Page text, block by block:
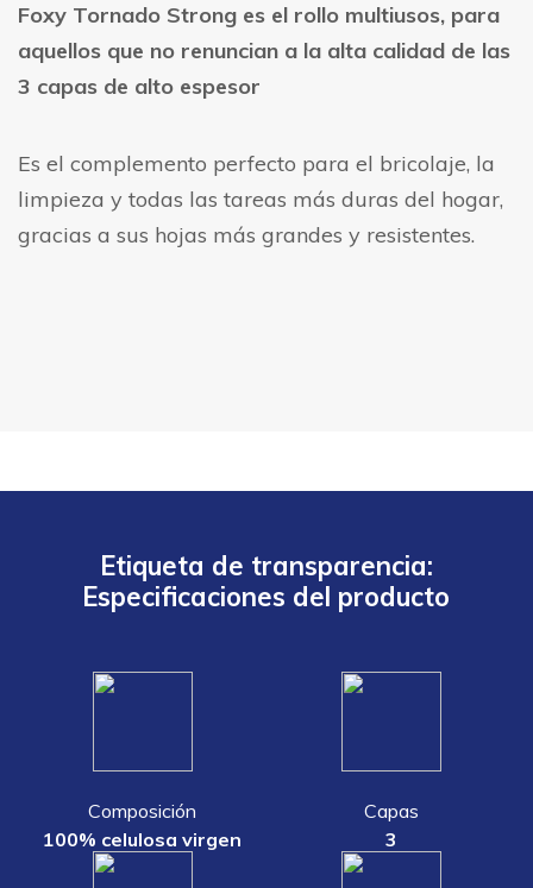
Foxy Tornado Strong es el rollo multiusos, para
aquellos que no renuncian a la alta calidad de las
3 capas de alto espesor
Es el complemento perfecto para el bricolaje, la
limpieza y todas las tareas más duras del hogar,
gracias a sus hojas más grandes y resistentes.
Etiqueta de transparencia:
Especificaciones del producto
Composición
100% celulosa virgen
Capas
3